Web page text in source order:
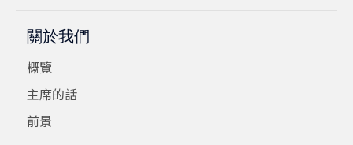
關於我們
概覽
主席的話
前景